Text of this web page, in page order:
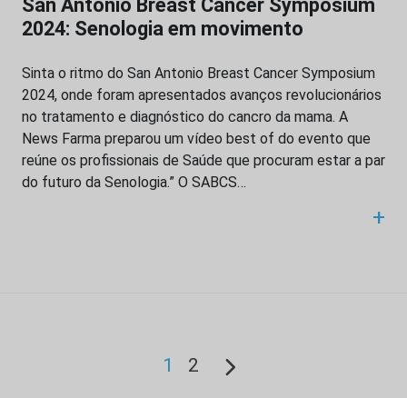
San Antonio Breast Cancer Symposium
2024: Senologia em movimento
Sinta o ritmo do San Antonio Breast Cancer Symposium
2024, onde foram apresentados avanços revolucionários
no tratamento e diagnóstico do cancro da mama. A
News Farma preparou um vídeo best of do evento que
reúne os profissionais de Saúde que procuram estar a par
do futuro da Senologia.” O SABCS…
+
1 2